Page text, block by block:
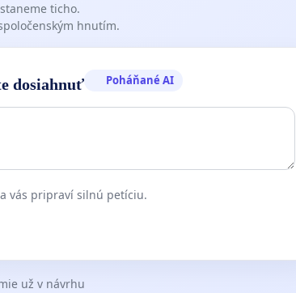
ticho.
hnutím.
dosiahnuť Poháňané AI
vás pripraví silnú petíciu.
už v návrhu